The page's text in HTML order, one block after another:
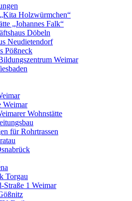
Holzwürmchen“
„Johannes Falk“
Döbeln
Neudietendorf
Pößneck
Weimar
Weimar
Wohnstätte
für Rohrtrassen
Torgau
Straße 1 Weimar